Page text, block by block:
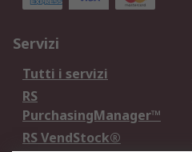
Servizi
Tutti i servizi
RS
PurchasingManager™
RS VendStock®